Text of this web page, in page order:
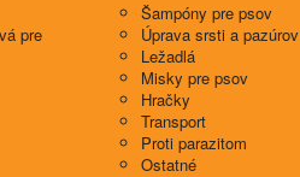
pre
Šampóny pre psov
Úprava srsti a pazúrov
Ležadlá
Misky pre psov
Hračky
Transport
Proti parazitom
Ostatné